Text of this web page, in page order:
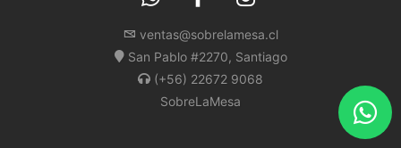
ventas@sobrelamesa.cl
San Pablo #2270, Santiago
(+56) 22672 9068
SobreLaMesa